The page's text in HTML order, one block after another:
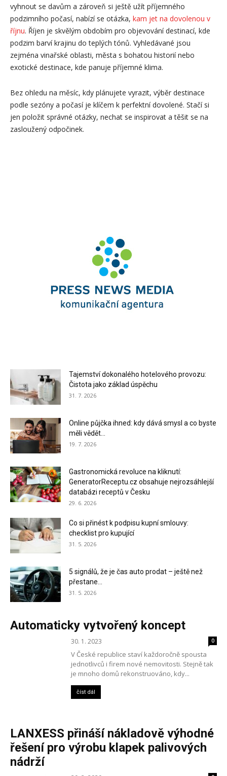
vyhnout se davům a zároveň si ještě užít příjemného
podzimního počasí, nabízí se otázka, kam jet na dovolenou v
říjnu. Říjen je skvělým obdobím pro objevování destinací, kde
podzim barví krajinu do teplých tónů. Vyhledávané jsou
zejména vinařské oblasti, města s bohatou historií nebo
exotické destinace, kde panuje příjemné klima.
Bez ohledu na měsíc, kdy plánujete vyrazit, výběr destinace
podle sezóny a počasí je klíčem k perfektní dovolené. Stačí si
jen položit správné otázky, nechat se inspirovat a těšit se na
zasloužený odpočinek.
Tajemství dokonalého hotelového provozu:
Čistota jako základ úspěchu
31. 7. 2026
Online půjčka ihned: kdy dává smysl a co byste
měli vědět...
19. 7. 2026
Gastronomická revoluce na kliknutí:
GeneratorReceptu.cz obsahuje nejrozsáhlejší
databázi receptů v Česku
29. 6. 2026
Co si přinést k podpisu kupní smlouvy:
checklist pro kupující
31. 5. 2026
5 signálů, že je čas auto prodat – ještě než
přestane...
31. 5. 2026
Automaticky vytvořený koncept
30. 1. 2023 0
V České republice staví každoročně spousta
jednotlivců i firem nové nemovitosti. Stejně tak
je mnoho domů rekonstruováno, kdy...
číst dál
LANXESS přináší nákladově výhodné
řešení pro výrobu klapek palivových
nádrží